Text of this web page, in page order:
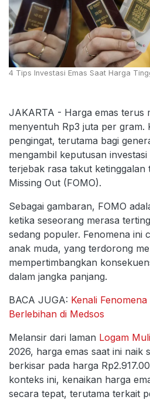
4 Tips Investasi Emas Saat Harga
JAKARTA - Harga emas terus
menyentuh Rp3 juta per gram.
pengingat, terutama bagi
mengambil keputusan
terjebak rasa takut
Missing Out (FOMO).
Sebagai gambaran, FOMO
ketika seseorang merasa
sedang populer. Fenomena ini
anak muda, yang terdorong
mempertimbangkan
dalam jangka panjang.
BACA JUGA: Kenali
Berlebihan di Medsos
Melansir dari laman Logam
2026, harga emas saat ini naik
berkisar pada harga
konteks ini, kenaikan harga
secara tepat, terutama terkait